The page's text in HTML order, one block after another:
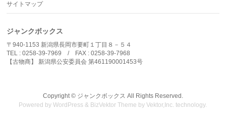
サイトマップ
ジャンクボックス
〒940-1153 新潟県長岡市要町１丁目８－５４
TEL : 0258-39-7969 / FAX : 0258-39-7968
【古物商】 新潟県公安委員会 第461190001453号
Copyright © ジャンクボックス All Rights Reserved.
Powered byWordPress & BizVektor Theme byVektor,Inc. technology.